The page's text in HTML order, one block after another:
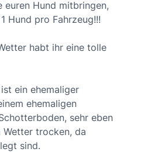
euren Hund mitbringen,
Hund pro Fahrzeug!!!
habt ihr eine tolle
ein ehemaliger
ehemaligen
sehr eben
Wetter trocken, da
sind.